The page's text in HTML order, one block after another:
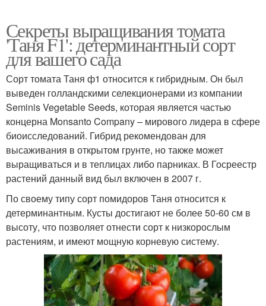
Секреты выращивания томата
'Таня F1': детерминантный сорт
для вашего сада
Сорт томата Таня ф1 относится к гибридным. Он был
выведен голландскими селекционерами из компании
Seminis Vegetable Seeds, которая является частью
концерна Monsanto Company – мирового лидера в сфере
биоисследований. Гибрид рекомендован для
высаживания в открытом грунте, но также может
выращиваться и в теплицах либо парниках. В Госреестр
растений данный вид был включен в 2007 г.
По своему типу сорт помидоров Таня относится к
детерминантным. Кусты достигают не более 50-60 см в
высоту, что позволяет отнести сорт к низкорослым
растениям, и имеют мощную корневую систему.